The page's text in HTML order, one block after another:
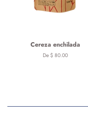
Cereza enchilada
De $ 80.00